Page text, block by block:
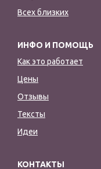
Всех близких
ИНФО И ПОМОЩЬ
Как это работает
Цены
Отзывы
Тексты
Идеи
КОНТАКТЫ